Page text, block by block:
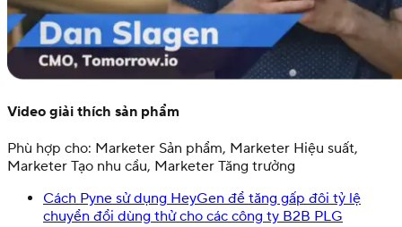
Video giải thích sản phẩm
Phù hợp cho: Marketer Sản phẩm, Marketer Hiệu suất,
Marketer Tạo nhu cầu, Marketer Tăng trưởng
Cách Pyne sử dụng HeyGen để tăng gấp đôi tỷ lệ
chuyển đổi dùng thử cho các công ty B2B PLG